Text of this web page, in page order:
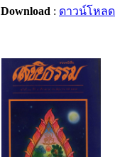
Download : ดาวน์โหลด